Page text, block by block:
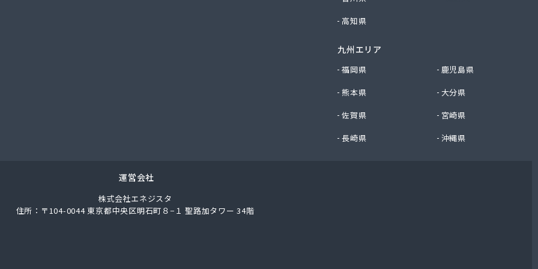
ヨコタ
高知県
九州エリア
福岡県
鹿児島県
熊本県
大分県
佐賀県
宮崎県
長崎県
沖縄県
運営会社
株式会社エネジスタ
住所：〒104-0044 東京都中央区明石町８−１ 聖路加タワー 34階